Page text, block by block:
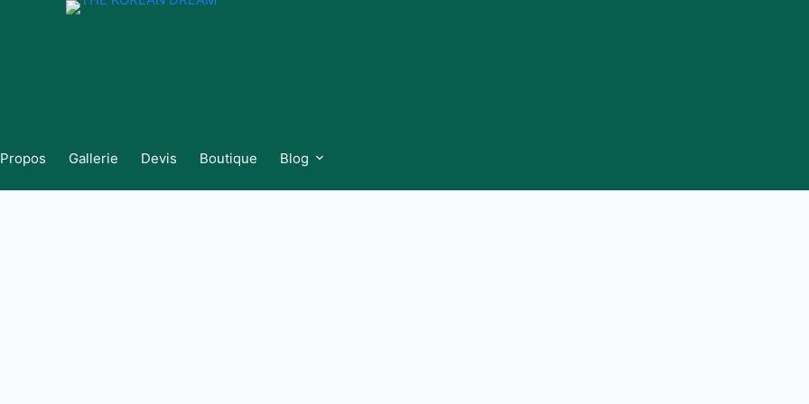
Gallerie Devis Boutique Blog